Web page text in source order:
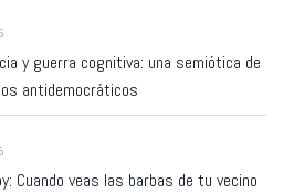
y guerra cognitiva: una semiótica de
antidemocráticos
Cuando veas las barbas de tu vecino